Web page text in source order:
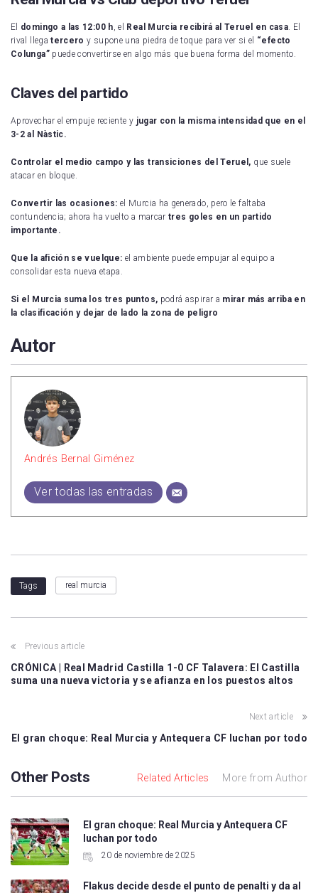
El domingo a las 12:00 h, el Real Murcia recibirá al Teruel en casa. El
rival llegatercero y supone una piedra de toque para ver si el “efecto
Colunga”puede convertirse en algo más que buena forma del momento.
Claves del partido
Aprovechar el empuje reciente y jugar con la misma intensidad que en el
3-2 al Nàstic.
Controlar el medio campo y las transiciones del Teruel, que suele
atacar en bloque.
Convertir las ocasiones: el Murcia ha generado, pero le faltaba
contundencia; ahora ha vuelto a marcartres goles en un partido
importante.
Que la afición se vuelque: el ambiente puede empujar al equipo a
consolidar esta nueva etapa.
Si el Murcia suma los tres puntos, podrá aspirar a mirar más arriba en
la clasificación y dejar de lado la zona de peligro
Autor
Andrés Bernal Giménez
Ver todas las entradas
Tags real murcia
Previous article
CRÓNICA | Real Madrid Castilla 1-0 CF Talavera: El Castilla
suma una nueva victoria y se afianza en los puestos altos
Next article
El gran choque: Real Murcia y Antequera CF luchan por todo
Other Posts Related Articles More from Author
El gran choque: Real Murcia y Antequera CF
luchan por todo
20 de noviembre de 2025
Flakus decide desde el punto de penalti y da al